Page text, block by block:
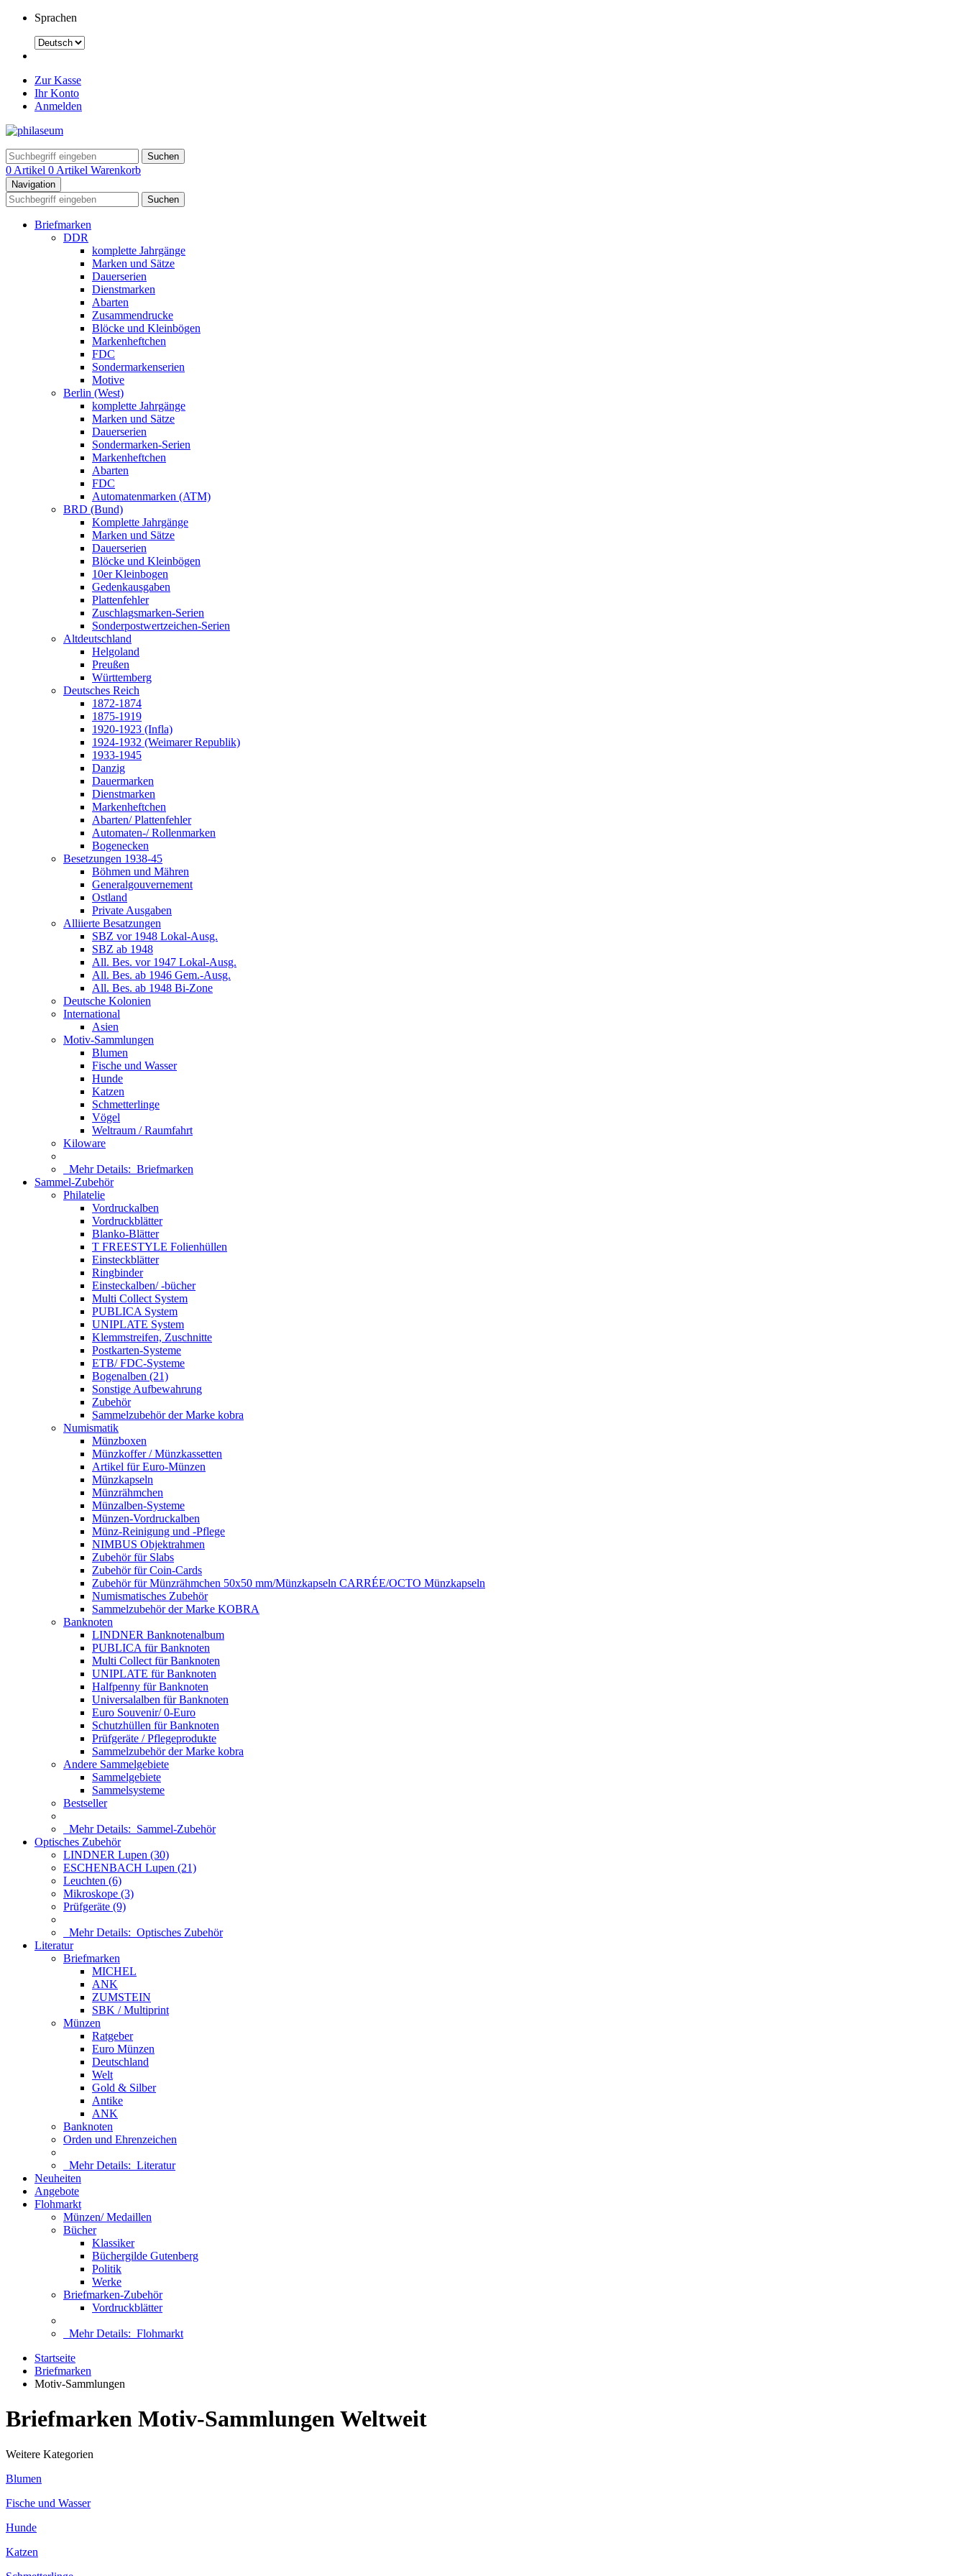
Sprachen
Zur Kasse
Ihr Konto
Anmelden
Suchen
0 Artikel 0 Artikel Warenkorb
Navigation
Suchen
Briefmarken
DDR
komplette Jahrgänge
Marken und Sätze
Dauerserien
Dienstmarken
Abarten
Zusammendrucke
Blöcke und Kleinbögen
Markenheftchen
FDC
Sondermarkenserien
Motive
Berlin (West)
komplette Jahrgänge
Marken und Sätze
Dauerserien
Sondermarken-Serien
Markenheftchen
Abarten
FDC
Automatenmarken (ATM)
BRD (Bund)
Komplette Jahrgänge
Marken und Sätze
Dauerserien
Blöcke und Kleinbögen
10er Kleinbogen
Gedenkausgaben
Plattenfehler
Zuschlagsmarken-Serien
Sonderpostwertzeichen-Serien
Altdeutschland
Helgoland
Preußen
Württemberg
Deutsches Reich
1872-1874
1875-1919
1920-1923 (Infla)
1924-1932 (Weimarer Republik)
1933-1945
Danzig
Dauermarken
Dienstmarken
Markenheftchen
Abarten/ Plattenfehler
Automaten-/ Rollenmarken
Bogenecken
Besetzungen 1938-45
Böhmen und Mähren
Generalgouvernement
Ostland
Private Ausgaben
Alliierte Besatzungen
SBZ vor 1948 Lokal-Ausg.
SBZ ab 1948
All. Bes. vor 1947 Lokal-Ausg.
All. Bes. ab 1946 Gem.-Ausg.
All. Bes. ab 1948 Bi-Zone
Deutsche Kolonien
International
Asien
Motiv-Sammlungen
Blumen
Fische und Wasser
Hunde
Katzen
Schmetterlinge
Vögel
Weltraum / Raumfahrt
Kiloware
Mehr Details: Briefmarken
Sammel-Zubehör
Philatelie
Vordruckalben
Vordruckblätter
Blanko-Blätter
T FREESTYLE Folienhüllen
Einsteckblätter
Ringbinder
Einsteckalben/ -bücher
Multi Collect System
PUBLICA System
UNIPLATE System
Klemmstreifen, Zuschnitte
Postkarten-Systeme
ETB/ FDC-Systeme
Bogenalben (21)
Sonstige Aufbewahrung
Zubehör
Sammelzubehör der Marke kobra
Numismatik
Münzboxen
Münzkoffer / Münzkassetten
Artikel für Euro-Münzen
Münzkapseln
Münzrähmchen
Münzalben-Systeme
Münzen-Vordruckalben
Münz-Reinigung und -Pflege
NIMBUS Objektrahmen
Zubehör für Slabs
Zubehör für Coin-Cards
Zubehör für Münzrähmchen 50x50 mm/Münzkapseln CARRÉE/OCTO Münzkapseln
Numismatisches Zubehör
Sammelzubehör der Marke KOBRA
Banknoten
LINDNER Banknotenalbum
PUBLICA für Banknoten
Multi Collect für Banknoten
UNIPLATE für Banknoten
Halfpenny für Banknoten
Universalalben für Banknoten
Euro Souvenir/ 0-Euro
Schutzhüllen für Banknoten
Prüfgeräte / Pflegeprodukte
Sammelzubehör der Marke kobra
Andere Sammelgebiete
Sammelgebiete
Sammelsysteme
Bestseller
Mehr Details: Sammel-Zubehör
Optisches Zubehör
LINDNER Lupen (30)
ESCHENBACH Lupen (21)
Leuchten (6)
Mikroskope (3)
Prüfgeräte (9)
Mehr Details: Optisches Zubehör
Literatur
Briefmarken
MICHEL
ANK
ZUMSTEIN
SBK / Multiprint
Münzen
Ratgeber
Euro Münzen
Deutschland
Welt
Gold & Silber
Antike
ANK
Banknoten
Orden und Ehrenzeichen
Mehr Details: Literatur
Neuheiten
Angebote
Flohmarkt
Münzen/ Medaillen
Bücher
Klassiker
Büchergilde Gutenberg
Politik
Werke
Briefmarken-Zubehör
Vordruckblätter
Mehr Details: Flohmarkt
Startseite
Briefmarken
Motiv-Sammlungen
Briefmarken Motiv-Sammlungen Weltweit
Weitere Kategorien
Blumen
Fische und Wasser
Hunde
Katzen